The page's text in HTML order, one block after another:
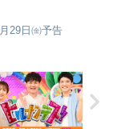
29日㈮予告